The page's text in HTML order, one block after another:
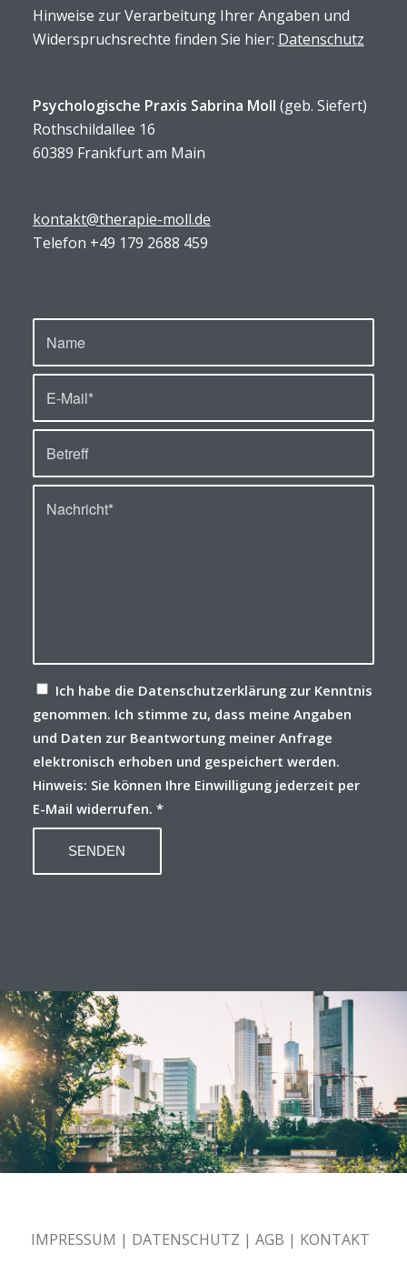
Hinweise zur Verarbeitung Ihrer Angaben und
Widerspruchsrechte finden Sie hier: Datenschutz
Psychologische Praxis Sabrina Moll (geb. Siefert)
Rothschildallee 16
60389 Frankfurt am Main
kontakt@therapie-moll.de
Telefon +49 179 2688 459
Ich habe die Datenschutzerklärung zur Kenntnis
genommen. Ich stimme zu, dass meine Angaben
und Daten zur Beantwortung meiner Anfrage
elektronisch erhoben und gespeichert werden.
Hinweis: Sie können Ihre Einwilligung jederzeit per
E-Mail widerrufen. *
IMPRESSUM | DATENSCHUTZ | AGB | KONTAKT